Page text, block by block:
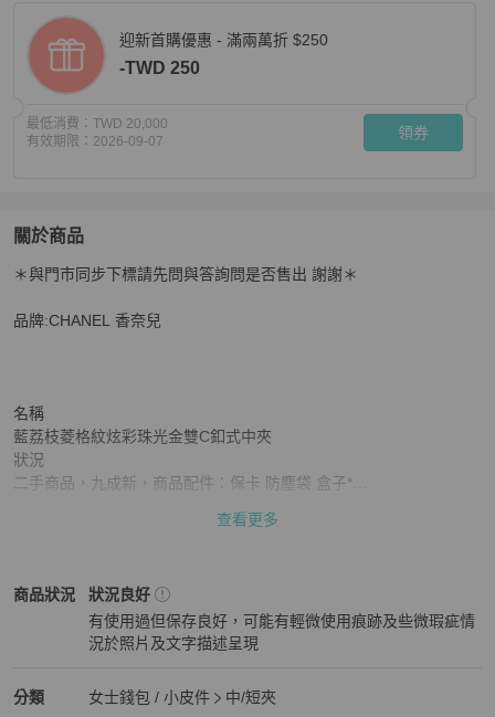
迎新首購優惠 - 滿兩萬折 $250
-TWD 250
最低消費： TWD 20,000
有效期限： 2026-09-07 領券
關於商品
關於【巴黎站二手名牌專賣】＊現貨＊CHANEL 真品＊藍荔
＊與門市同步下標請先問與答詢問是否售出 謝謝＊
品牌:CHANEL 香奈兒
名稱
藍荔枝菱格紋炫彩珠光金雙C釦式中夾
狀況
二手商品，九成新，商品配件：保卡 防塵袋 盒子*
尺寸(公分)
約寬15 x 高10 x 厚度2.5 cm
隔層x2 拉鍊袋x1 卡片層x6 內貼袋x1
查看更多
商品狀況
Chanel女士錢包 / 小皮件
狀況良好
有使用過但保存良好，可能有輕微使用痕跡及些微瑕疵情
況於照片及文字描述呈現
分類
Chanel 女士錢包 / 小皮件分類資訊
女士錢包 / 小皮件
中/短夾